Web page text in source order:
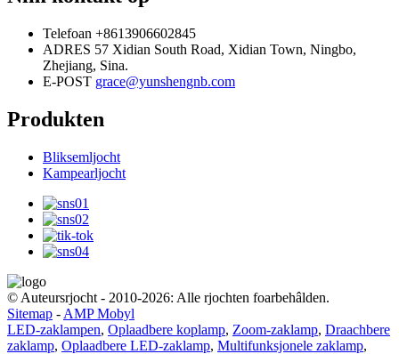
Telefoan +8613906602845
ADRES 57 Xidian South Road, Xidian Town, Ningbo,
Zhejiang, Sina.
E-POST grace@yunshengnb.com
Produkten
Bliksemljocht
Kampearljocht
© Auteursrjocht - 2010-2026: Alle rjochten foarbehâlden.
Sitemap - AMP Mobyl
LED-zaklampen, Oplaadbere koplamp, Zoom-zaklamp, Draachbere
zaklamp, Oplaadbere LED-zaklamp, Multifunksjonele zaklamp,